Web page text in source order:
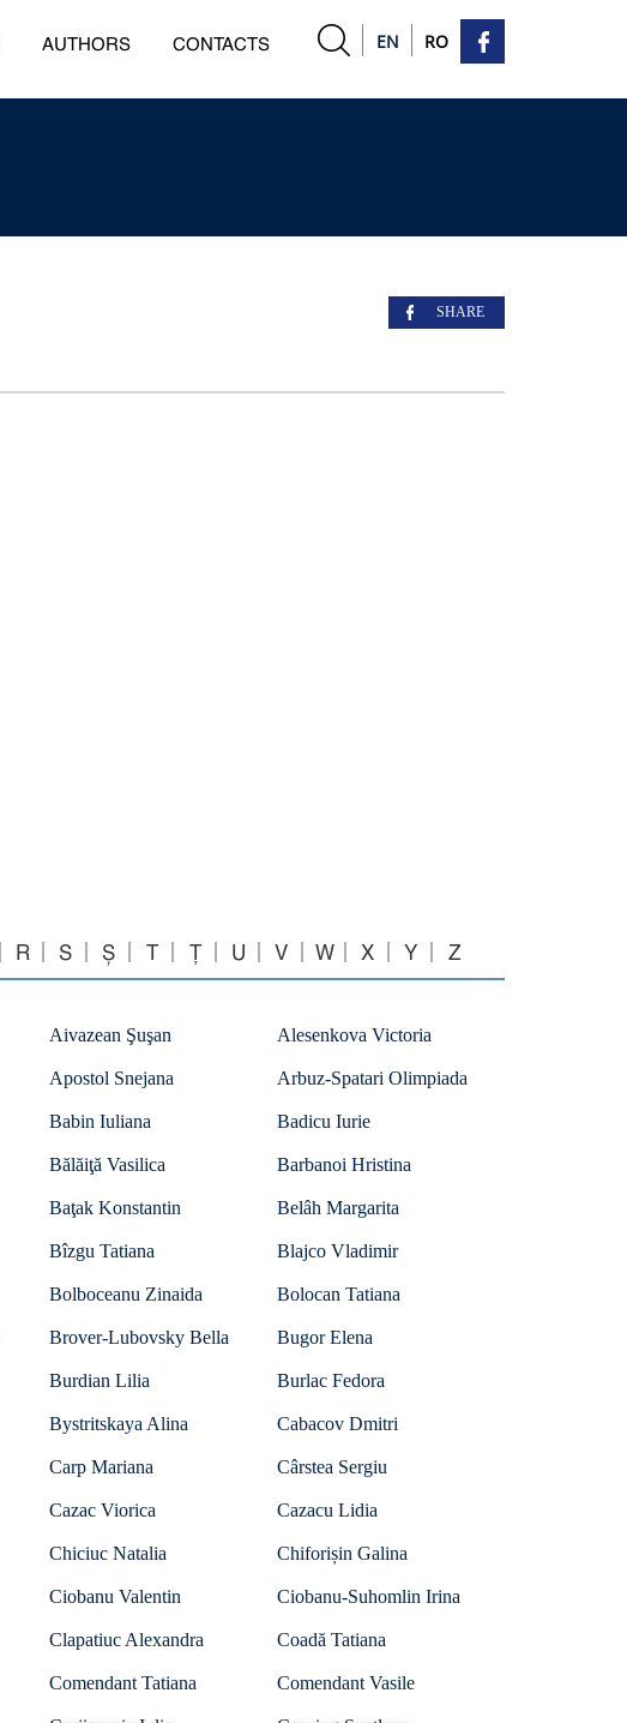
EN RO
AUTHORS CONTACTS
SHARE
R S Ș T Ț U V W X Y Z
Aivazean Şuşan Alesenkova Victoria
Apostol Snejana Arbuz-Spatari Olimpiada
Babin Iuliana Badicu Iurie
Bălăiţă Vasilica Barbanoi Hristina
Baţak Konstantin Belâh Margarita
Bîzgu Tatiana Blajco Vladimir
Bolboceanu Zinaida Bolocan Tatiana
Brover-Lubovsky Bella Bugor Elena
Burdian Lilia Burlac Fedora
Bystritskaya Alina Cabacov Dmitri
Carp Mariana Cârstea Sergiu
Cazac Viorica Cazacu Lidia
Chiciuc Natalia Chiforișin Galina
Ciobanu Valentin Ciobanu-Suhomlin Irina
Clapatiuc Alexandra Coadă Tatiana
Comendant Tatiana Comendant Vasile